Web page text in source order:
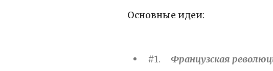
Основные идеи:
#1. Французская